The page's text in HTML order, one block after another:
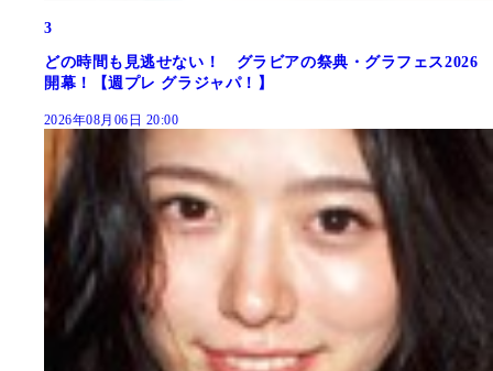
3
どの時間も見逃せない！ グラビアの祭典・グラフェス2026
開幕！【週プレ グラジャパ！】
2026年08月06日 20:00